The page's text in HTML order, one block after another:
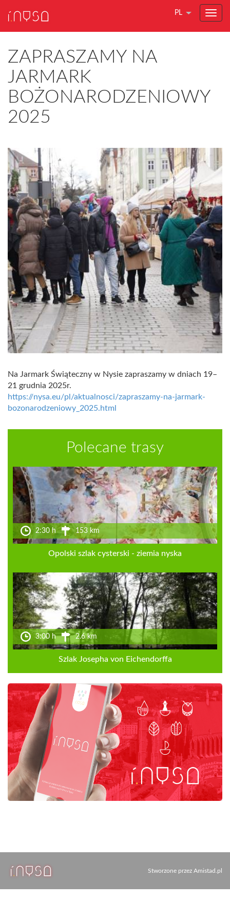
PL
ZAPRASZAMY NA
JARMARK
BOŻONARODZENIOWY
2025
Na Jarmark Świąteczny w Nysie zapraszamy w dniach 19–
21 grudnia 2025r.
https://nysa.eu/pl/aktualnosci/zapraszamy-na-jarmark-
bozonarodzeniowy_2025.html
Polecane trasy
2:30 h 153 km
Opolski szlak cysterski - ziemia nyska
3:00 h 2.6 km
Szlak Josepha von Eichendorffa
Stworzone przez Amistad.pl